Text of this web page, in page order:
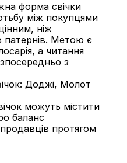
форма свічки
між покупцями
ніж
патернів. Метою є
а читання
з
Доджі, Молот
можуть містити
баланс
протягом